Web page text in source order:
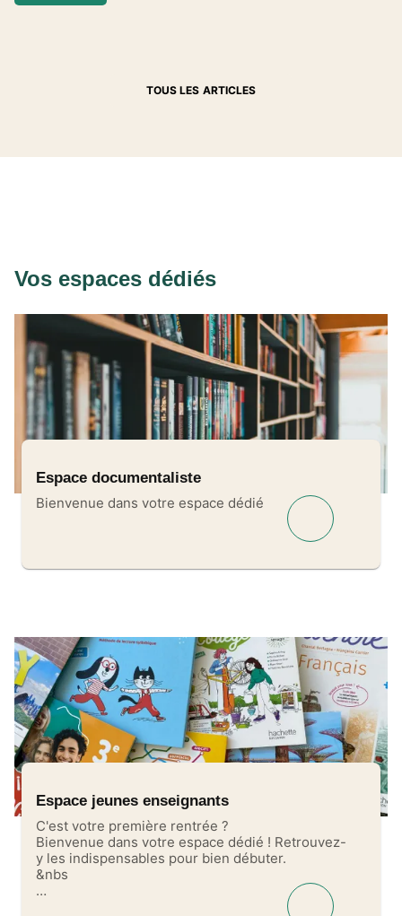
TOUS LES ARTICLES
Vos espaces dédiés
Espace documentaliste
Bienvenue dans votre espace dédié
Espace jeunes enseignants
C'est votre première rentrée ?
Bienvenue dans votre espace dédié ! Retrouvez-
y les indispensables pour bien débuter.
&nbs
…